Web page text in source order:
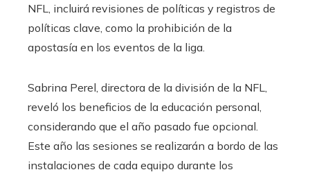
NFL, incluirá revisiones de políticas y registros de
políticas clave, como la prohibición de la
apostasía en los eventos de la liga.
Sabrina Perel, directora de la división de la NFL,
reveló los beneficios de la educación personal,
considerando que el año pasado fue opcional.
Este año las sesiones se realizarán a bordo de las
instalaciones de cada equipo durante los